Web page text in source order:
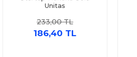
Unitas
233,00 TL
186,40 TL